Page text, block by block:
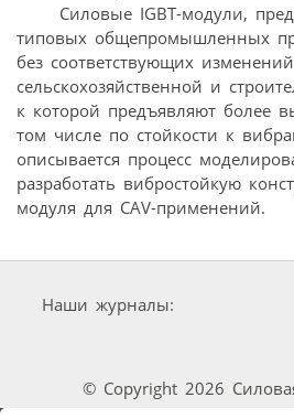
Силовые IGBT-модули,
типовых общепромышленных
без соответствующих
сельскохозяйственной и
к которой предъявляют более
том числе по стойкости к
описывается процесс
разработать вибростойкую
модуля для CAV-применений.
Наши журналы:
© Copyright 2026